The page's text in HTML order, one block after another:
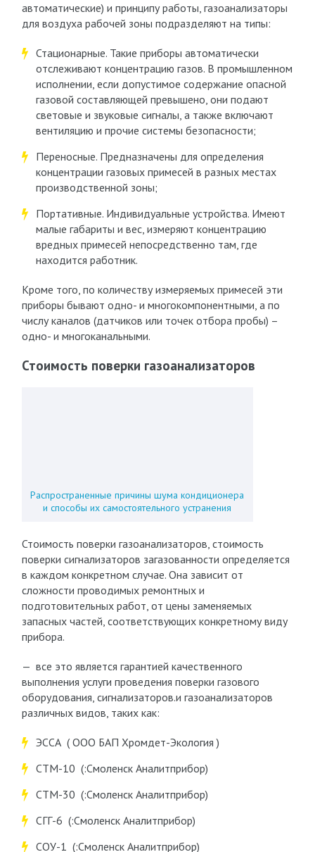
автоматические) и принципу работы, газоанализаторы
для воздуха рабочей зоны подразделяют на типы:
Стационарные. Такие приборы автоматически
отслеживают концентрацию газов. В промышленном
исполнении, если допустимое содержание опасной
газовой составляющей превышено, они подают
световые и звуковые сигналы, а также включают
вентиляцию и прочие системы безопасности;
Переносные. Предназначены для определения
концентрации газовых примесей в разных местах
производственной зоны;
Портативные. Индивидуальные устройства. Имеют
малые габариты и вес, измеряют концентрацию
вредных примесей непосредственно там, где
находится работник.
Кроме того, по количеству измеряемых примесей эти
приборы бывают одно- и многокомпонентными, а по
числу каналов (датчиков или точек отбора пробы) –
одно- и многоканальными.
Стоимость поверки газоанализаторов
Распространенные причины шума кондиционера
и способы их самостоятельного устранения
Стоимость поверки газоанализаторов, стоимость
поверки сигнализаторов загазованности определяется
в каждом конкретном случае. Она зависит от
сложности проводимых ремонтных и
подготовительных работ, от цены заменяемых
запасных частей, соответствующих конкретному виду
прибора.
— все это является гарантией качественного
выполнения услуги проведения поверки газового
оборудования, сигнализаторов.и газоанализаторов
различных видов, таких как:
ЭССА ( ООО БАП Хромдет-Экология )
СТМ-10 (:Смоленск Аналитприбор)
СТМ-30 (:Смоленск Аналитприбор)
СГГ-6 (:Смоленск Аналитприбор)
СОУ-1 (:Смоленск Аналитприбор)